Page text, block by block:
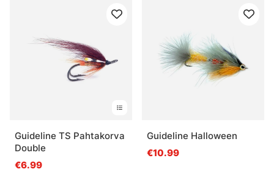
Guideline TS Pahtakorva
Double
€6.99
Guideline Halloween
€10.99